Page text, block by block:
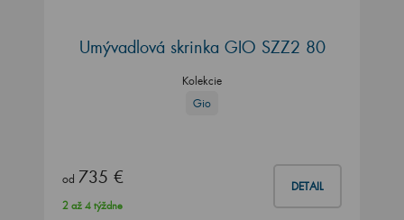
Umývadlová skrinka GIO SZZ2 80
Kolekcie
Gio
od 735 € DETAIL
2 až 4 týždne